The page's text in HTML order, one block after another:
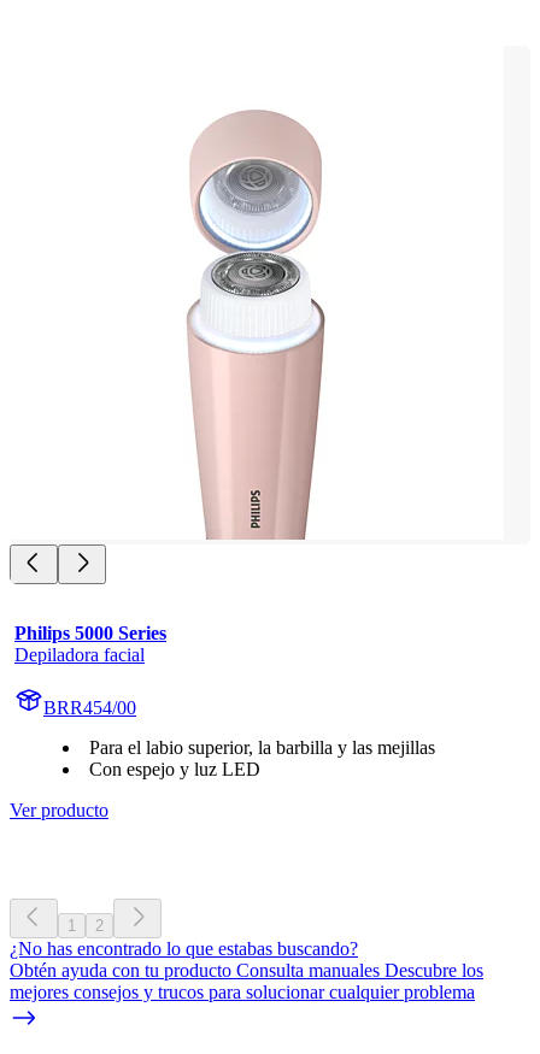
Philips 5000 Series
Depiladora facial
BRR454/00
Para el labio superior, la barbilla y las mejillas
Con espejo y luz LED
Ver producto
1 2
¿No has encontrado lo que estabas buscando?
Obtén ayuda con tu producto Consulta manuales Descubre los
mejores consejos y trucos para solucionar cualquier problema